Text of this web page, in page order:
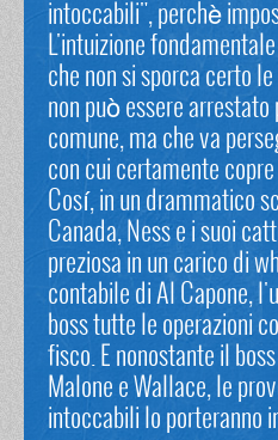
intoccabili", perchè
L'intuizione
che non si sporca certo
non può essere
comune, ma che va
con cui certamente
Cosí, in un drammatico
Canada, Ness e i suoi
preziosa in un carico di
contabile di Al Capone,
boss tutte le operazioni
fisco. E nonostante il
Malone e Wallace, le
intoccabili lo porteranno